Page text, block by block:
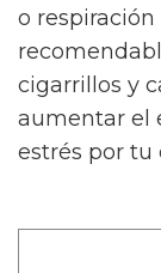
o
cigarrillos y
aumentar el
estrés por tu